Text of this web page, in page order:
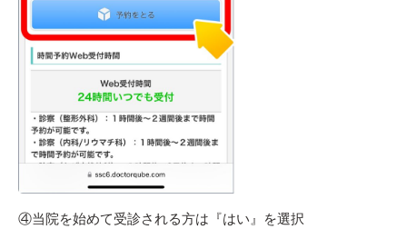
④当院を始めて受診される方は『はい』を選択